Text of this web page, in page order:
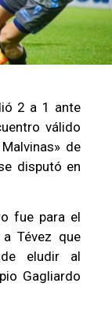
2 a 1 ante
válido
de
disputó en
fue para el
Tévez que
eludir al
Gagliardo